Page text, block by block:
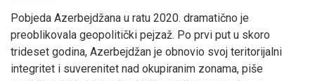
Pobjeda Azerbejdžana u ratu 2020. dramatično je
preoblikovala geopolitički pejzaž. Po prvi put u skoro
trideset godina, Azerbejdžan je obnovio svoj teritorijalni
integritet i suverenitet nad okupiranim zonama, piše